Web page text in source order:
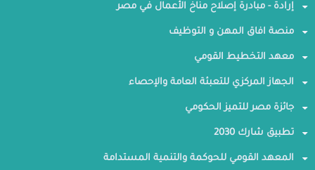
إرادة - مبادرة إصلاح مناخ الأعمال في مصر
منصة افاق المهن و التوظيف
معهد التخطيط القومي
الجهاز المركزي للتعبئة العامة والإحصاء
جائزة مصر للتميز الحكومي
تطبيق شارك 2030
المعهد القومي للحوكمة والتنمية المستدامة